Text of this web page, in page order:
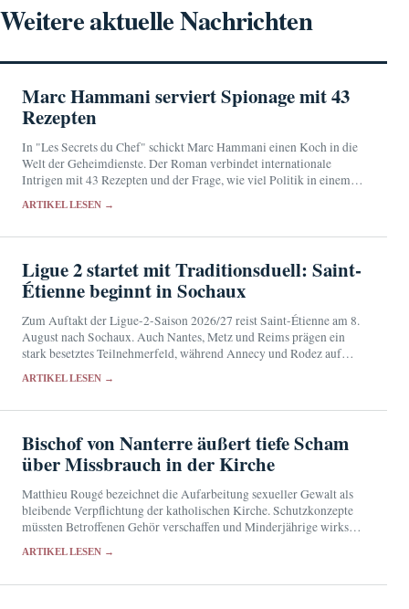
Weitere aktuelle Nachrichten
Marc Hammani serviert Spionage mit 43
Rezepten
In "Les Secrets du Chef" schickt Marc Hammani einen Koch in die
Welt der Geheimdienste. Der Roman verbindet internationale
Intrigen mit 43 Rezepten und der Frage, wie viel Politik in einem
ARTIKEL LESEN →
Ligue 2 startet mit Traditionsduell: Saint-
Étienne beginnt in Sochaux
Zum Auftakt der Ligue-2-Saison 2026/27 reist Saint-Étienne am 8.
August nach Sochaux. Auch Nantes, Metz und Reims prägen ein
stark besetztes Teilnehmerfeld, während Annecy und Rodez auf
ARTIKEL LESEN →
Bischof von Nanterre äußert tiefe Scham
über Missbrauch in der Kirche
Matthieu Rougé bezeichnet die Aufarbeitung sexueller Gewalt als
bleibende Verpflichtung der katholischen Kirche. Schutzkonzepte
müssten Betroffenen Gehör verschaffen und Minderjährige wirksam
ARTIKEL LESEN →